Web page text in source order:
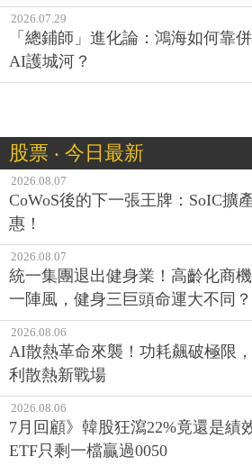
2026.07.29
「總鋪師」進化論：鴻海如何靠
AI護城河？
股票 ‧ 今日最新
2026.08.07
CoWoS後的下一張王牌：SoIC擴
惠！
2026.08.07
統一集團退出健身業！高齡化商
一陣風，健身三巨頭命運大不同？
2026.08.06
AI散熱革命來襲！功耗飆破極限
利散熱新戰場
2026.08.06
7月回顧》韓股狂瀉22%竟還是績
ETF只剩一檔贏過0050